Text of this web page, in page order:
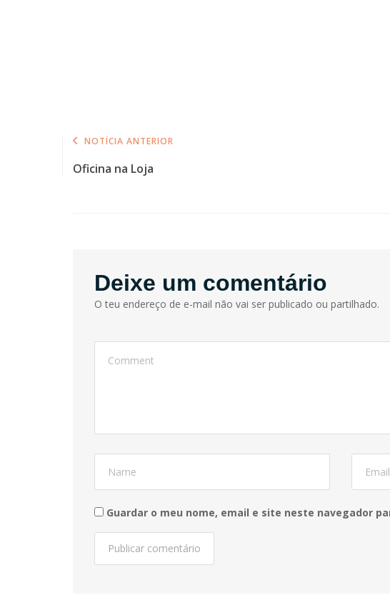
NOTÍCIA ANTERIOR
Oficina na Loja
Deixe um comentário
O teu endereço de e-mail não vai ser publicado ou partilhado.
Guardar o meu nome, email e site neste navegador